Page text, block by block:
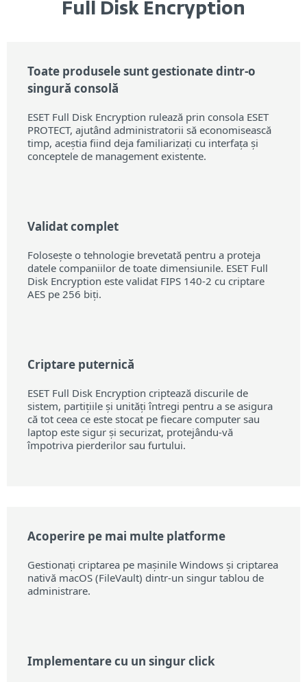
Full Disk Encryption
Toate produsele sunt gestionate dintr-o
singură consolă
ESET Full Disk Encryption rulează prin consola ESET
PROTECT, ajutând administratorii să economisească
timp, aceștia fiind deja familiarizați cu interfața și
conceptele de management existente.
Validat complet
Folosește o tehnologie brevetată pentru a proteja
datele companiilor de toate dimensiunile. ESET Full
Disk Encryption este validat FIPS 140-2 cu criptare
AES pe 256 biți.
Criptare puternică
ESET Full Disk Encryption criptează discurile de
sistem, partițiile și unități întregi pentru a se asigura
că tot ceea ce este stocat pe fiecare computer sau
laptop este sigur și securizat, protejându-vă
împotriva pierderilor sau furtului.
Acoperire pe mai multe platforme
Gestionați criptarea pe mașinile Windows și criptarea
nativă macOS (FileVault) dintr-un singur tablou de
administrare.
Implementare cu un singur click